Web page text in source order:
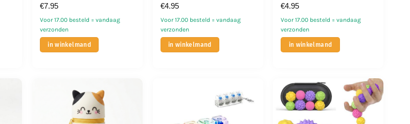
Voor 17.00 besteld = vandaag
verzonden
€7.95
in winkelmand
Voor 17.00 besteld = vandaag
verzonden
€4.95
in winkelmand
Voor 17.00 besteld = vandaag
verzonden
€4.95
in winkelmand